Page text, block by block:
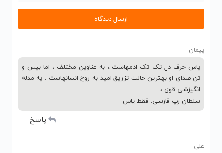
پیمان
یاس حرف دل تک تک ادمهاست ، به عناوین مختلف ، اما بیس و
تن صدای او بهترین حالت تزریق امید به روح انسانهاست . یه مدله
انگیزشی قوی ،
سلطان رپ فارسی: فقط یاس
پاسخ
علی